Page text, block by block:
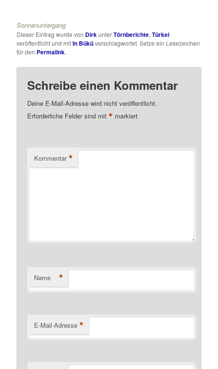
Sonnenuntergang
Dieser Eintrag wurde von DirkunterTörnberichte,Türkei
veröffentlicht und mitIn Büküverschlagwortet. Setze ein Lesezeichen
für den Permalink.
Schreibe einen Kommentar
Deine E-Mail-Adresse wird nicht veröffentlicht.
Erforderliche Felder sind mit* markiert
Kommentar *
Name *
E-Mail-Adresse *